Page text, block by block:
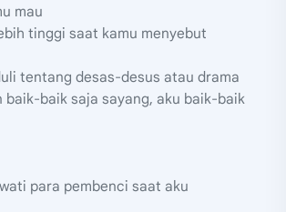
mau
tinggi saat kamu menyebut
tentang desas-desus atau drama
baik-baik saja sayang, aku baik-baik
para pembenci saat aku